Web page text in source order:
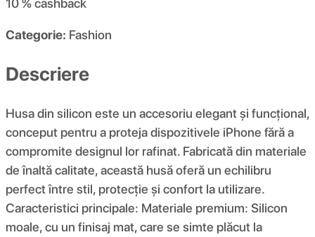
10 %cashback
Categorie: Fashion
Descriere
Husa din silicon este un accesoriu elegant și funcțional,
conceput pentru a proteja dispozitivele iPhone fără a
compromite designul lor rafinat. Fabricată din materiale
de înaltă calitate, această husă oferă un echilibru
perfect între stil, protecție și confort la utilizare.
Caracteristici principale: Materiale premium: Silicon
moale, cu un finisaj mat, care se simte plăcut la